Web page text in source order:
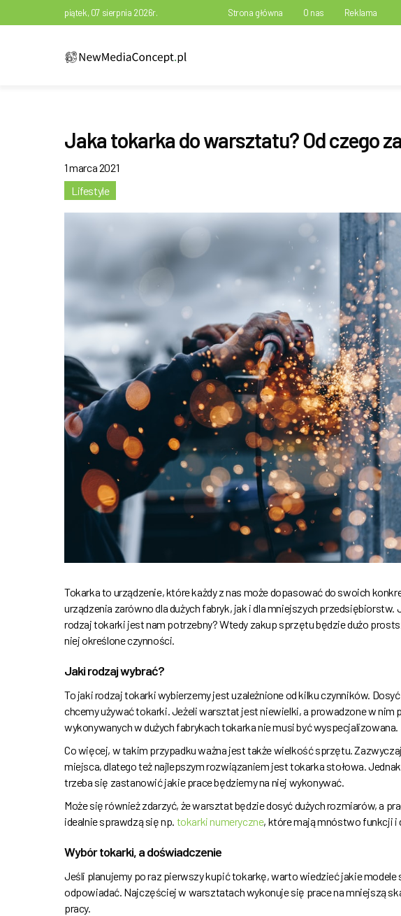
piątek, 07 sierpnia 2026r. Strona główna O nas Reklama
Jaka tokarka do warsztatu? Od czego
1 marca 2021
Lifestyle
Tokarka to urządzenie, które każdy z nas może dopasować do swoich
urządzenia zarówno dla dużych fabryk, jak i dla mniejszych
rodzaj tokarki jest nam potrzebny? Wtedy zakup sprzętu będzie dużo
niej określone czynności.
Jaki rodzaj wybrać?
To jaki rodzaj tokarki wybierzemy jest uzależnione od kilku czynników.
chcemy używać tokarki. Jeżeli warsztat jest niewielki, a prowadzone w nim
wykonywanych w dużych fabrykach tokarka nie musi być wyspecjalizowana.
Co więcej, w takim przypadku ważna jest także wielkość sprzętu.
miejsca, dlatego też najlepszym rozwiązaniem jest tokarka stołowa.
trzeba się zastanowić jakie prace będziemy na niej wykonywać.
Może się również zdarzyć, że warsztat będzie dosyć dużych rozmiarów, a
idealnie sprawdzą się np. tokarki numeryczne, które mają mnóstwo funkcji i
Wybór tokarki, a doświadczenie
Jeśli planujemy po raz pierwszy kupić tokarkę, warto wiedzieć jakie modele
odpowiadać. Najczęściej w warsztatach wykonuje się prace na mniejszą
pracy.